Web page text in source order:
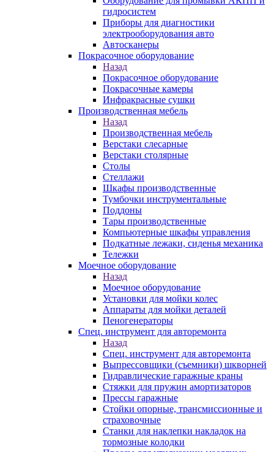
гидросистем
Приборы для диагностики
электрооборудования авто
Автосканеры
Покрасочное оборудование
Назад
Покрасочное оборудование
Покрасочные камеры
Инфракрасные сушки
Производственная мебель
Назад
Производственная мебель
Верстаки слесарные
Верстаки столярные
Столы
Стеллажи
Шкафы производственные
Тумбочки инструментальные
Поддоны
Тары производственные
Компьютерные шкафы управления
Подкатные лежаки, сиденья механика
Тележки
Моечное оборудование
Назад
Моечное оборудование
Установки для мойки колес
Аппараты для мойки деталей
Пеногенераторы
Спец. инструмент для авторемонта
Назад
Спец. инструмент для авторемонта
Выпрессовщики (съемники) шкворней
Гидравлические гаражные краны
Стяжки для пружин амортизаторов
Прессы гаражные
Стойки опорные, трансмиссионные и
страховочные
Станки для наклепки накладок на
тормозные колодки